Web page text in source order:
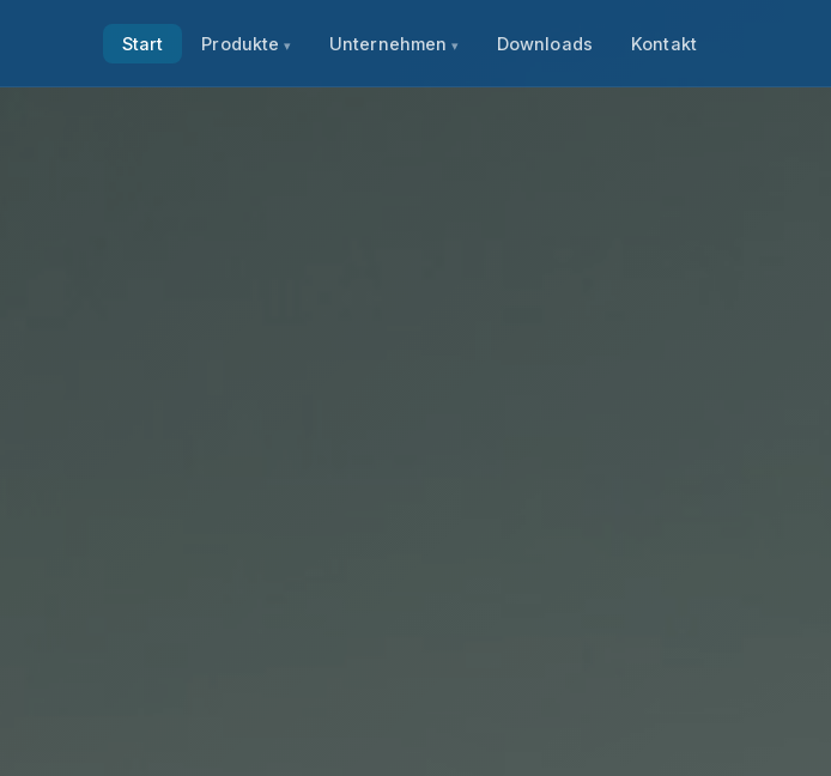
Start Produkte Unternehmen Downloads Kontakt